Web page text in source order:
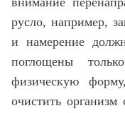
русло, например,
и намерение
поглощены
физическую
очистить организм